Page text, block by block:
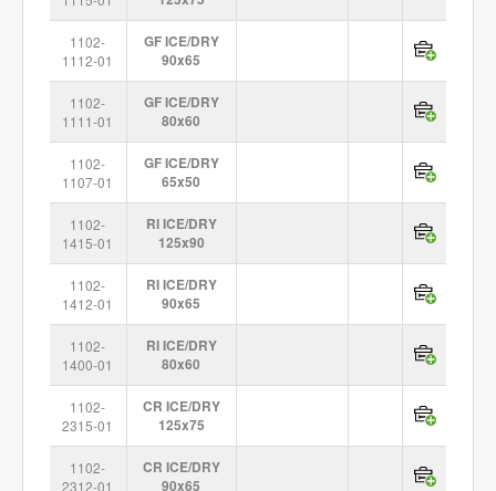
1102-
1112-01
GF ICE/DRY
90x65
1102-
1111-01
GF ICE/DRY
80x60
1102-
1107-01
GF ICE/DRY
65x50
1102-
1415-01
RI ICE/DRY
125x90
1102-
1412-01
RI ICE/DRY
90x65
1102-
1400-01
RI ICE/DRY
80x60
1102-
2315-01
CR ICE/DRY
125x75
1102-
2312-01
CR ICE/DRY
90x65